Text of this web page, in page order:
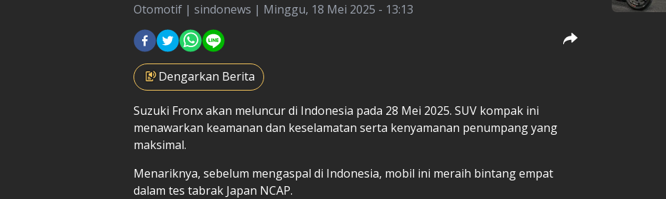
Otomotif | sindonews | Minggu, 18 Mei 2025 - 13:13
Dengarkan Berita
Suzuki Fronx akan meluncur di Indonesia pada 28 Mei 2025. SUV kompak ini
menawarkan keamanan dan keselamatan serta kenyamanan penumpang yang
maksimal.
Menariknya, sebelum mengaspal di Indonesia, mobil ini meraih bintang empat
dalam tes tabrak Japan NCAP.